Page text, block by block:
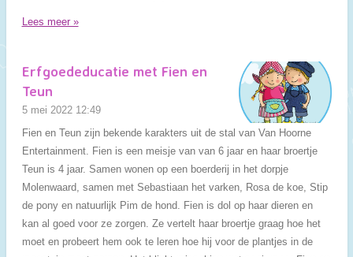
Lees meer »
Erfgoededucatie met Fien en
Teun
5 mei 2022 12:49
Fien en Teun zijn bekende karakters uit de stal van Van Hoorne
Entertainment. Fien is een meisje van van 6 jaar en haar broertje
Teun is 4 jaar. Samen wonen op een boerderij in het dorpje
Molenwaard, samen met Sebastiaan het varken, Rosa de koe, Stip
de pony en natuurlijk Pim de hond. Fien is dol op haar dieren en
kan al goed voor ze zorgen. Ze vertelt haar broertje graag hoe het
moet en probeert hem ook te leren hoe hij voor de plantjes in de